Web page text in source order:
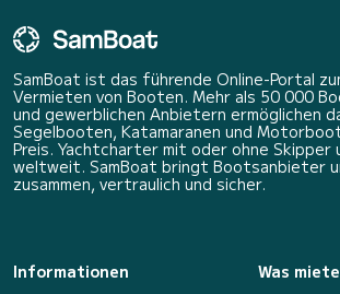
SamBoat ist das führende Online-Portal
Vermieten von Booten. Mehr als 50 000
und gewerblichen Anbietern ermöglichen
Segelbooten, Katamaranen und
Preis. Yachtcharter mit oder ohne Skipper
weltweit. SamBoat bringt Bootsanbieter
zusammen, vertraulich und sicher.
Informationen
Was